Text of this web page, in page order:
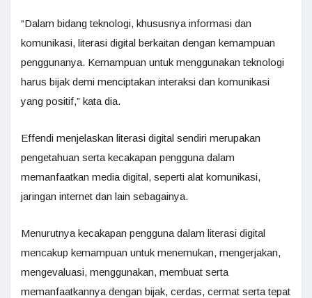
“Dalam bidang teknologi, khususnya informasi dan
komunikasi, literasi digital berkaitan dengan kemampuan
penggunanya. Kemampuan untuk menggunakan teknologi
harus bijak demi menciptakan interaksi dan komunikasi
yang positif,” kata dia.
Effendi menjelaskan literasi digital sendiri merupakan
pengetahuan serta kecakapan pengguna dalam
memanfaatkan media digital, seperti alat komunikasi,
jaringan internet dan lain sebagainya.
Menurutnya kecakapan pengguna dalam literasi digital
mencakup kemampuan untuk menemukan, mengerjakan,
mengevaluasi, menggunakan, membuat serta
memanfaatkannya dengan bijak, cerdas, cermat serta tepat